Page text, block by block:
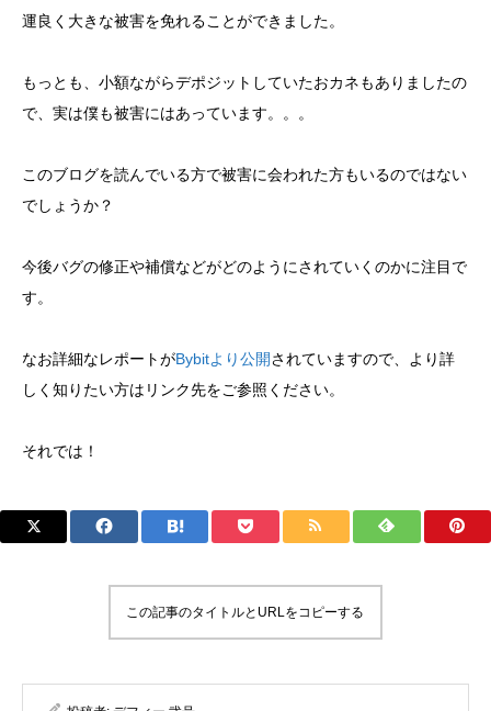
運良く大きな被害を免れることができました。
もっとも、小額ながらデポジットしていたおカネもありましたの
で、実は僕も被害にはあっています。。。
このブログを読んでいる方で被害に会われた方もいるのではない
でしょうか？
今後バグの修正や補償などがどのようにされていくのかに注目で
す。
なお詳細なレポートがBybitより公開されていますので、より詳
しく知りたい方はリンク先をご参照ください。
それでは！
この記事のタイトルとURLをコピーする